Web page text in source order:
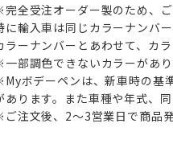
全受注オーダー製のため、
に輸入車は同じカラーナンバ
ラーナンバーとあわせて、カ
部調色できないカラーがあり
ボデーペンは、新車時の基
あります。また車種や年式、
注文後、2～3営業日で商品